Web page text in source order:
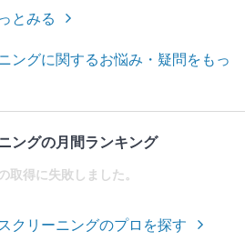
とみる
ングに関するお悩み・疑問をもっ
ングの月間ランキング
取得に失敗しました。
クリーニングのプロを探す